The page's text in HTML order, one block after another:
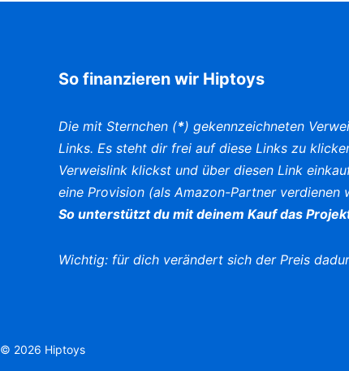
So finanzieren wir Hiptoys
Die mit Sternchen (*) gekennzeichneten
Links. Es steht dir frei auf diese Links zu
Verweislink klickst und über diesen Link
eine Provision (als Amazon-Partner verdienen
So unterstützt du mit deinem Kauf das
Wichtig: für dich verändert sich der Preis
© 2026 Hiptoys